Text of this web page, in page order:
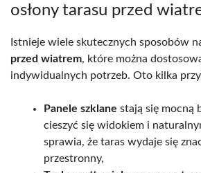
osłony tarasu przed
Istnieje wiele skutecznych sposobów
przed wiatrem, które można
indywidualnych potrzeb. Oto kilka
Panele szklane stają się mocną
cieszyć się widokiem i
sprawia, że taras wydaje się
przestronny,